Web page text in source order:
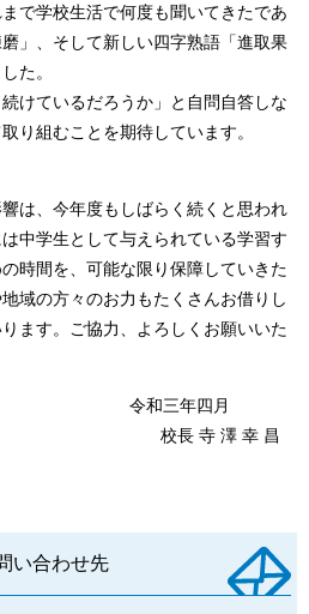
で学校生活で何度も聞いてきたであ
」、そして新しい四字熟語「進取果
た。
けているだろうか」と自問自答しな
り組むことを期待しています。
は、今年度もしばらく続くと思われ
中学生として与えられている学習す
時間を、可能な限り保障していきた
域の方々のお力もたくさんお借りし
ます。ご協力、よろしくお願いいた
令和三年四月
校長 寺 澤 幸 昌
い合わせ先